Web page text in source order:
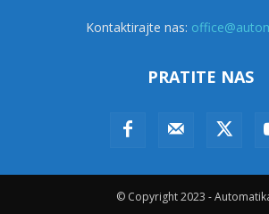
Kontaktirajte nas:
PRATITE NAS
© Copyright 2023 -